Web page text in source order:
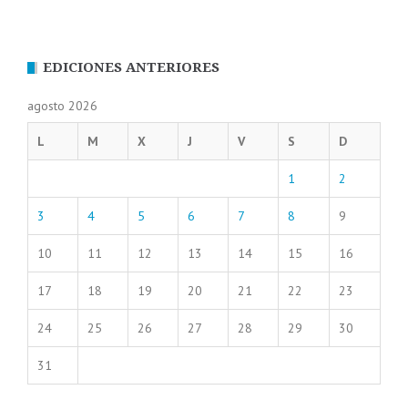
EDICIONES ANTERIORES
agosto 2026
L M X J V S D
1 2
3 4 5 6 7 8 9
10 11 12 13 14 15 16
17 18 19 20 21 22 23
24 25 26 27 28 29 30
31